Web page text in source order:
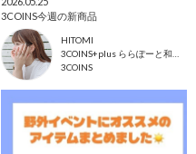
3COINS今週の新商品
HITOMI
3COINS